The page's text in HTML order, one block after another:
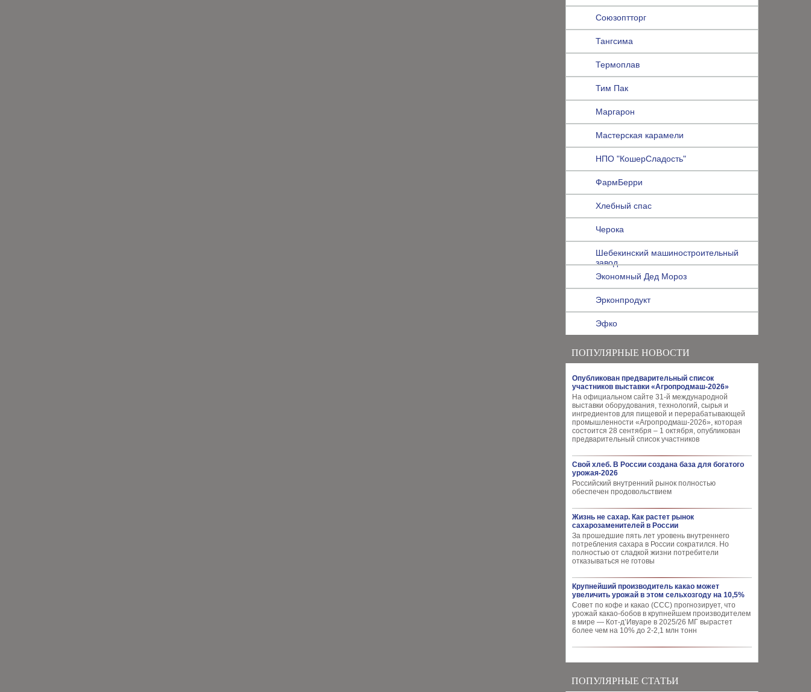
Союзоптторг
Тангсима
Термоплав
Тим Пак
Маргарон
Мастерская карамели
НПО "КошерСладость"
ФармБерри
Хлебный спас
Черока
Шебекинский машиностроительный
завод
Экономный Дед Мороз
Эрконпродукт
Эфко
ПОПУЛЯРНЫЕ НОВОСТИ
Опубликован предварительный список
участников выставки «Агропродмаш-2026»
На официальном сайте 31-й международной
выставки оборудования, технологий, сырья и
ингредиентов для пищевой и перерабатывающей
промышленности «Агропродмаш-2026», которая
состоится 28 сентября – 1 октября, опубликован
предварительный список участников
Свой хлеб. В России создана база для богатого
урожая-2026
Российский внутренний рынок полностью
обеспечен продовольствием
Жизнь не сахар. Как растет рынок
сахарозаменителей в России
За прошедшие пять лет уровень внутреннего
потребления сахара в России сократился. Но
полностью от сладкой жизни потребители
отказываться не готовы
Крупнейший производитель какао может
увеличить урожай в этом сельхозгоду на 10,5%
Совет по кофе и какао (CCC) прогнозирует, что
урожай какао-бобов в крупнейшем производителем
в мире — Кот-д’Ивуаре в 2025/26 МГ вырастет
более чем на 10% до 2-2,1 млн тонн
ПОПУЛЯРНЫЕ СТАТЬИ